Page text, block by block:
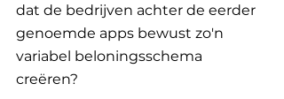
dat de bedrijven achter de eerder
genoemde apps bewust zo'n
variabel beloningsschema
creëren?